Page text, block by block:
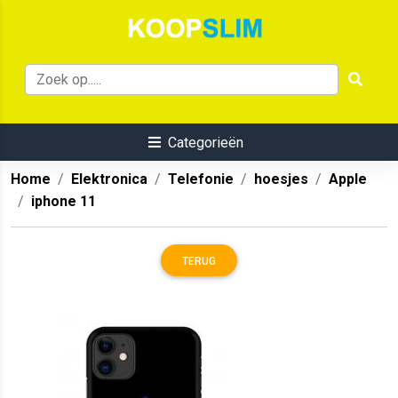
Categorieën
Home Elektronica Telefonie hoesjes
Apple
iphone 11
TERUG